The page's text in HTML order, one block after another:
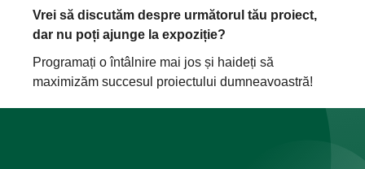
Vrei să discutăm despre următorul tău proiect,
dar nu poți ajunge la expoziție?
Programați o întâlnire mai jos și haideți să
maximizăm succesul proiectului dumneavoastră!